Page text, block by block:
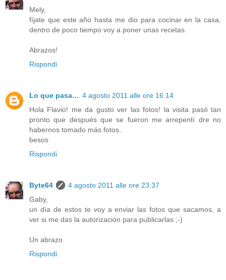
Mely,
fíjate que este año hasta me dio para cocinar en la casa,
dentro de poco tiempo voy a poner unas recetas.
Abrazos!
Rispondi
Lo que pasa… 4 agosto 2011 alle ore 16:14
Hola Flavio! me da gusto ver las fotos! la visita pasó tan
pronto que después que se fueron me arrepentí dre no
habernos tomado más fotos..
besos
Rispondi
Byte64
4 agosto 2011 alle ore 23:37
Gaby,
un día de estos te voy a enviar las fotos que sacamos, a
ver si me das la autorización para publicarlas ;-)
Un abrazo
Rispondi